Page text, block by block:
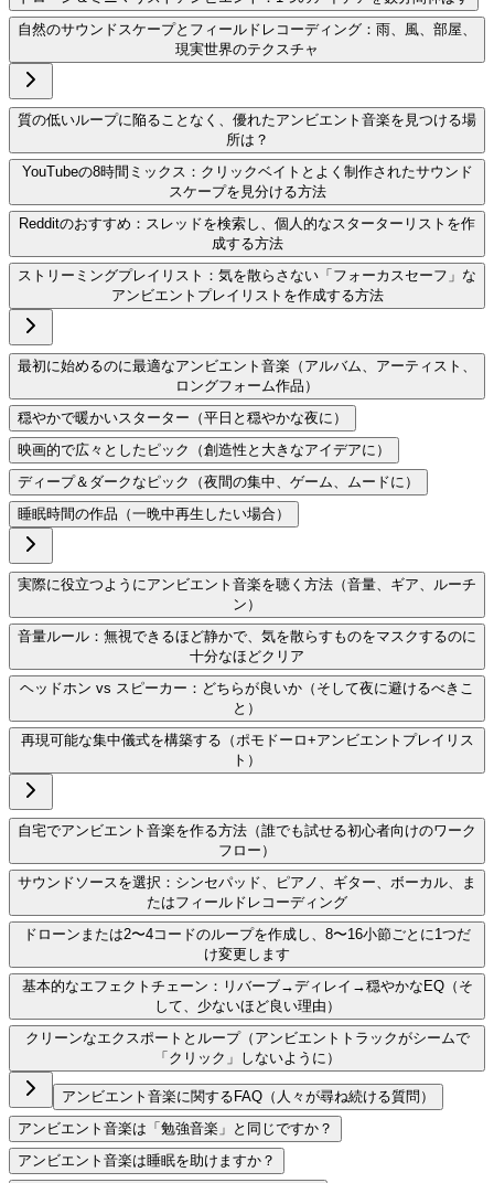
自然のサウンドスケープとフィールドレコーディング：雨、風、部屋、
現実世界のテクスチャ
質の低いループに陥ることなく、優れたアンビエント音楽を見つける場
所は？
YouTubeの8時間ミックス：クリックベイトとよく制作されたサウンド
スケープを見分ける方法
Redditのおすすめ：スレッドを検索し、個人的なスターターリストを作
成する方法
ストリーミングプレイリスト：気を散らさない「フォーカスセーフ」な
アンビエントプレイリストを作成する方法
最初に始めるのに最適なアンビエント音楽（アルバム、アーティスト、
ロングフォーム作品）
穏やかで暖かいスターター（平日と穏やかな夜に）
映画的で広々としたピック（創造性と大きなアイデアに）
ディープ＆ダークなピック（夜間の集中、ゲーム、ムードに）
睡眠時間の作品（一晩中再生したい場合）
実際に役立つようにアンビエント音楽を聴く方法（音量、ギア、ルーチ
ン）
音量ルール：無視できるほど静かで、気を散らすものをマスクするのに
十分なほどクリア
ヘッドホン vs スピーカー：どちらが良いか（そして夜に避けるべきこ
と）
再現可能な集中儀式を構築する（ポモドーロ+アンビエントプレイリス
ト）
自宅でアンビエント音楽を作る方法（誰でも試せる初心者向けのワーク
フロー）
サウンドソースを選択：シンセパッド、ピアノ、ギター、ボーカル、ま
たはフィールドレコーディング
ドローンまたは2〜4コードのループを作成し、8〜16小節ごとに1つだ
け変更します
基本的なエフェクトチェーン：リバーブ→ディレイ→穏やかなEQ（そ
して、少ないほど良い理由）
クリーンなエクスポートとループ（アンビエントトラックがシームで
「クリック」しないように）
アンビエント音楽に関するFAQ（人々が尋ね続ける質問）
アンビエント音楽は「勉強音楽」と同じですか？
アンビエント音楽は睡眠を助けますか？